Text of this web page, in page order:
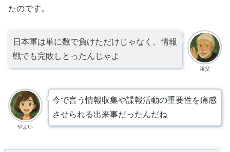
たのです。
祖父
日本軍は単に数で負けただけじゃなく、情報
戦でも完敗しとったんじゃよ
やよい
今で言う情報収集や諜報活動の重要性を痛感
させられる出来事だったんだね